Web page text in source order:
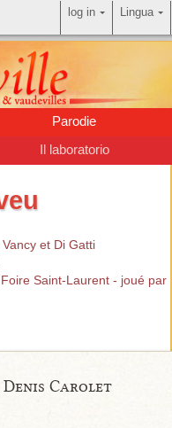
Parodie
Il laboratorio
et Di Gatti
Foire Saint-Laurent - joué par
Denis Carolet
Lingua
log in